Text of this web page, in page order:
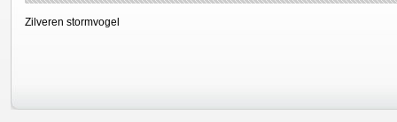
Zilveren stormvogel